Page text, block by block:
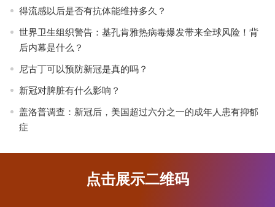
得流感以后是否有抗体能维持多久？
世界卫生组织警告：基孔肯雅热病毒爆发带来全球风险！背
后内幕是什么？
尼古丁可以预防新冠是真的吗？
新冠对脾脏有什么影响？
盖洛普调查：新冠后，美国超过六分之一的成年人患有抑郁
症
点击展示二维码